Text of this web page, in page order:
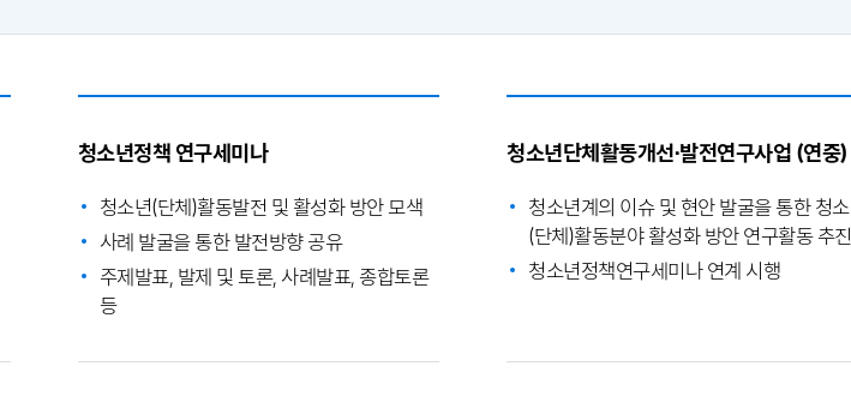
청소년정책 연구세미나
청소년(단체)활동발전 및 활성화 방안 모색
사례 발굴을 통한 발전방향 공유
주제발표, 발제 및 토론, 사례발표, 종합토론
등
청소년단체활동개선·발전연구사업 (연중)
청소년계의 이슈 및 현안 발굴을 통한 청
(단체)활동분야 활성화 방안 연구활동 추진
청소년정책연구세미나 연계 시행